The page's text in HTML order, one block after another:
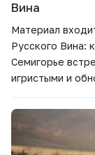
Вина
Материал
Русского Вина:
Семигорье
игристыми и
развитии,
попробовать